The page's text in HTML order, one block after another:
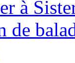
à
de